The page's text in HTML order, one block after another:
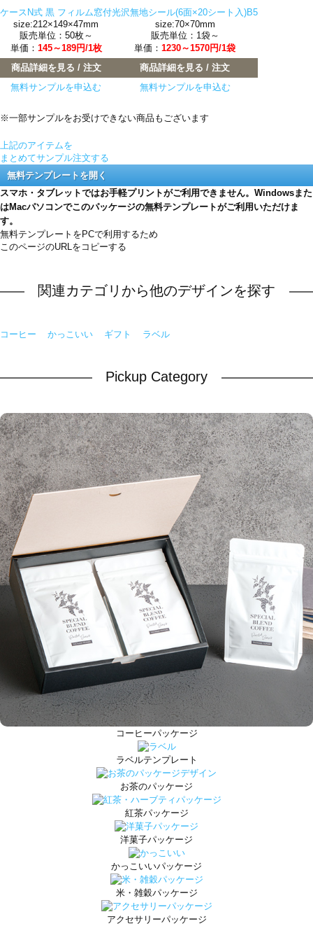
ケースN式 黒 フィルム窓付
size:212×149×47mm
販売単位：50枚～
単価： 145～189円/1枚
商品詳細を見る / 注文
無料サンプルを申込む
光沢無地シール(6面×20シート入)B5
size:70×70mm
販売単位：1袋～
単価： 1230～1570円/1袋
商品詳細を見る / 注文
無料サンプルを申込む
※一部サンプルをお受けできない商品もございます
上記のアイテムを
まとめてサンプル注文する
無料テンプレートを開く
スマホ・タブレットではお手軽プリントがご利用できません。Windowsまた
はMacパソコンでこのパッケージの無料テンプレートがご利用いただけま
す。
無料テンプレートをPCで利用するため
このページのURLをコピーする
関連カテゴリから他のデザインを探す
コーヒー かっこいい ギフト ラベル
Pickup Category
コーヒーパッケージ
ラベルテンプレート
お茶のパッケージ
紅茶パッケージ
洋菓子パッケージ
かっこいいパッケージ
米・雑穀パッケージ
アクセサリーパッケージ